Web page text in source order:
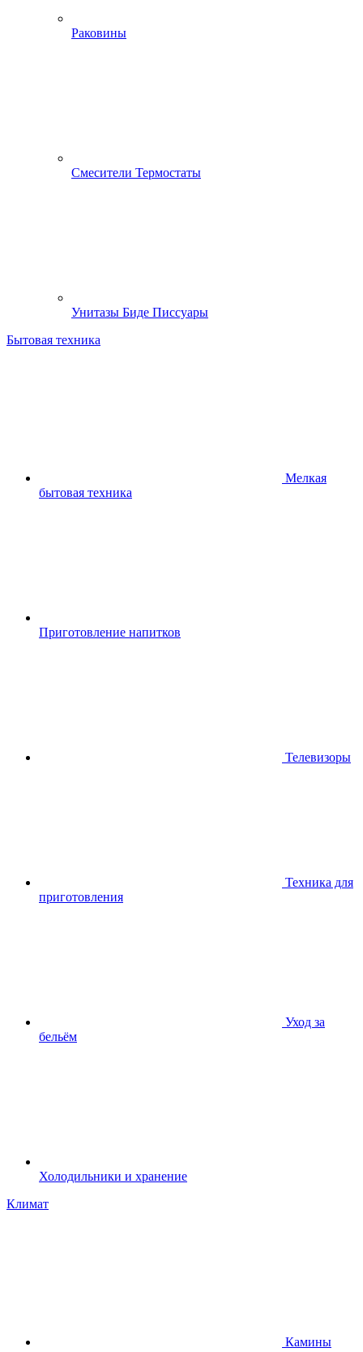
Раковины
Смесители Термостаты
Унитазы Биде Писсуары
Бытовая техника
Мелкая
бытовая техника
Приготовление напитков
Телевизоры
Техника для
приготовления
Уход за
бельём
Холодильники и хранение
Климат
Камины